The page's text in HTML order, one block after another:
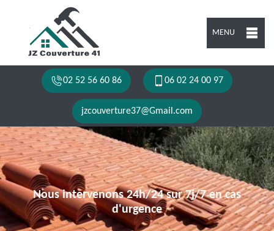
MENU
02 52 56 60 86 06 02 24 00 97
jzcouverture37@Gmail.com
Nous intervenons 24h/24 sur 7j/7 en cas
d'urgence